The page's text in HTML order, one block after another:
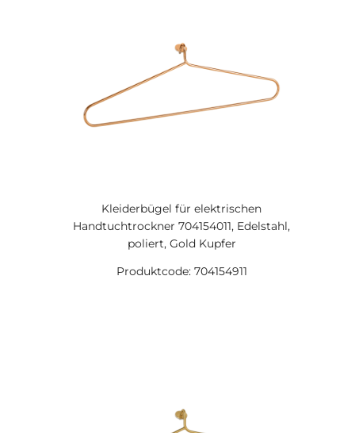
Kleiderbügel für elektrischen
Handtuchtrockner 704154011, Edelstahl,
poliert, Gold Kupfer
Produktcode: 704154911